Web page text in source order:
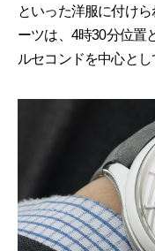
といった洋服に付け
ーツは、4時30分位置
ルセコンドを中心とし